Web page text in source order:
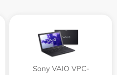
Sony VAIO VPC-